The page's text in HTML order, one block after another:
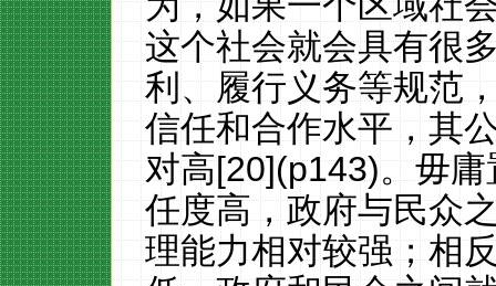
这个社会就会具有很
利、履行义务等规范
信任和合作水平，其
对高[20](p143)。毋
任度高，政府与民众
理能力相对较强；相